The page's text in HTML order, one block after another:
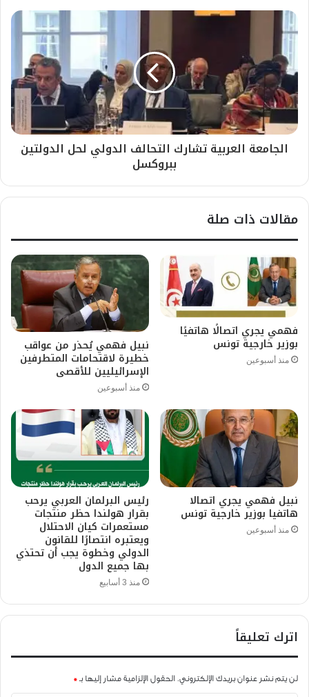
الجامعة العربية تشارك التحالف الدولي لحل الدولتين
ببروكسل
مقالات ذات صلة
فهمي يجري اتصالًا هاتفيًا
بوزير خارجية تونس
منذ أسبوعين
نبيل فهمي يُحذر من عواقب
خطيرة لاقتحامات المتطرفين
الإسرائيليين للأقصى
منذ أسبوعين
نبيل فهمي يجري اتصالا
هاتفيا بوزير خارجية تونس
منذ أسبوعين
رئيس البرلمان العربي يرحب
بقرار هولندا حظر منتجات
مستعمرات كيان الاحتلال
ويعتبره انتصارًا للقانون
الدولي وخطوة يجب أن تحتذي
بها جميع الدول
منذ 3 أسابيع
اترك تعليقاً
لن يتم نشر عنوان بريدك الإلكتروني. الحقول الإلزامية مشار إليها بـ*